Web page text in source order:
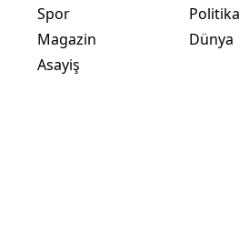
Spor
Magazin
Asayiş
Politika
Dünya